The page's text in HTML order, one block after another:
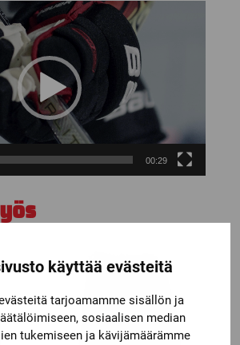
käyttää evästeitä
tarjoamamme sisällön ja
sosiaalisen median
tukemiseen ja kävijämäärämme
00:29